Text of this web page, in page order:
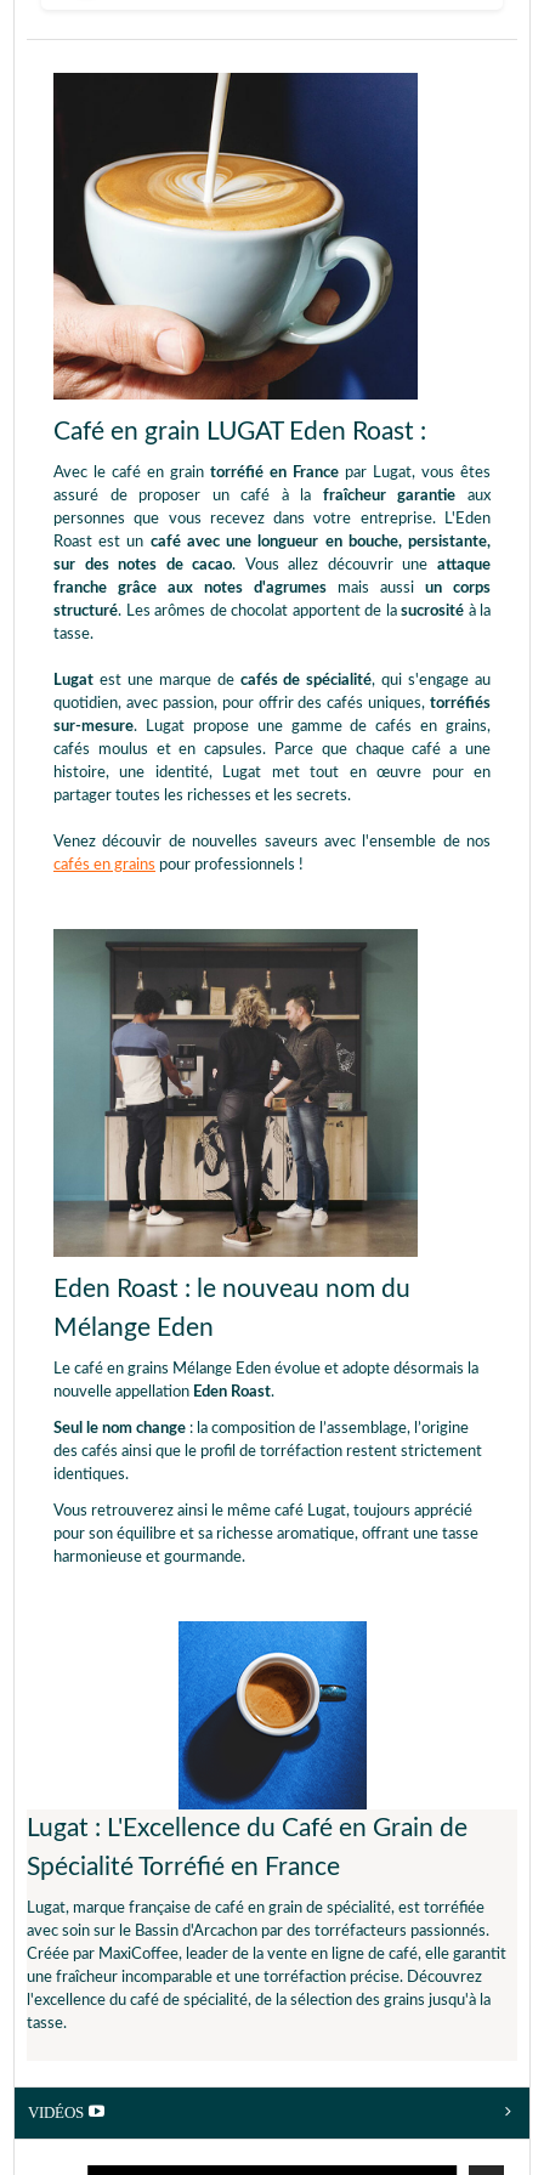
Café en grain LUGAT Eden Roast :
Avec le café en grain torréfié en France par Lugat, vous êtes
assuré de proposer un café à la fraîcheur garantieaux
personnes que vous recevez dans votre entreprise. L'Eden
Roast est un café avec une longueur en bouche, persistante,
sur des notes de cacao. Vous allez découvrir uneattaque
franche grâce aux notes d'agrumes mais aussi un corps
structuré. Les arômes de chocolat apportent de la sucrosité à la
tasse.
Lugat est une marque de cafés de spécialité, qui s'engage au
quotidien, avec passion, pour offrir des cafés uniques, torréfiés
sur-mesure. Lugat propose une gamme de cafés en grains,
cafés moulus et en capsules. Parce que chaque café a une
histoire, une identité, Lugat met tout en œuvre pour en
partager toutes les richesses et les secrets.
Venez découvir de nouvelles saveurs avec l'ensemble de nos
cafés en grains pour professionnels !
Eden Roast : le nouveau nom du
Mélange Eden
Le café en grains Mélange Eden évolue et adopte désormais la
nouvelle appellation Eden Roast.
Seul le nom change : la composition de l’assemblage, l’origine
des cafés ainsi que le profil de torréfaction restent strictement
identiques.
Vous retrouverez ainsi le même café Lugat, toujours apprécié
pour son équilibre et sa richesse aromatique, offrant une tasse
harmonieuse et gourmande.
Lugat : L'Excellence du Café en Grain de
Spécialité Torréfié en France
Lugat, marque française de café en grain de spécialité, est torréfiée
avec soin sur le Bassin d'Arcachon par des torréfacteurs passionnés.
Créée par MaxiCoffee, leader de la vente en ligne de café, elle garantit
une fraîcheur incomparable et une torréfaction précise. Découvrez
l'excellence du café de spécialité, de la sélection des grains jusqu'à la
tasse.
VIDÉOS